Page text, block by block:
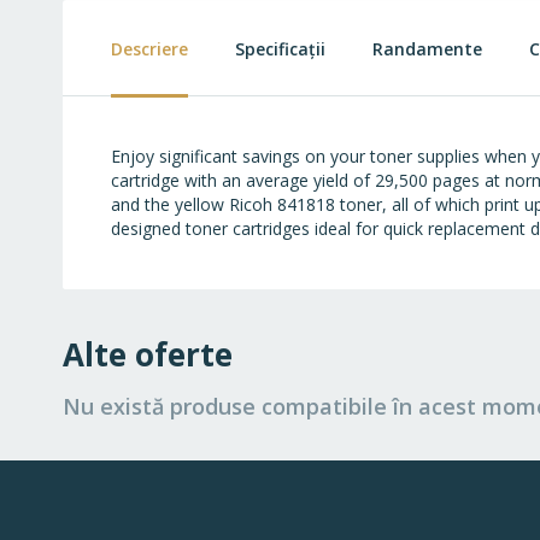
images
Descriere
Enjoy significant savings on your toner supplies when
cartridge with an average yield of 29,500 pages at
and the yellow Ricoh 841818 toner, all of which print
designed toner cartridges ideal for quick replacement
Specificații Randamente
Alte oferte
Nu există produse compatibile în acest